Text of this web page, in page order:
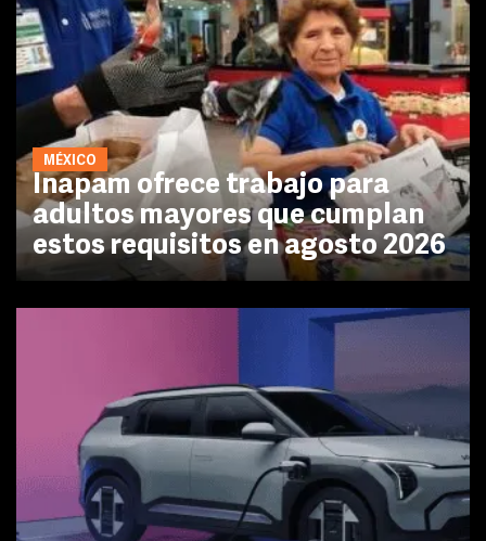
MÉXICO
Inapam ofrece trabajo para
adultos mayores que cumplan
estos requisitos en agosto 2026